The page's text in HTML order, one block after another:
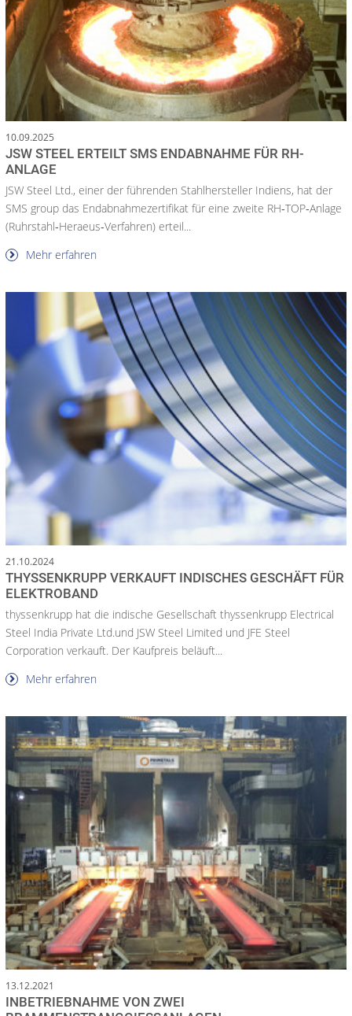
10.09.2025
JSW STEEL ERTEILT SMS ENDABNAHME FÜR RH-
ANLAGE
JSW Steel Ltd., einer der führenden Stahlhersteller Indiens, hat der
SMS group das Endabnahmezertifikat für eine zweite RH‑TOP‑Anlage
(Ruhrstahl‑Heraeus‑Verfahren) erteil...
Mehr erfahren
21.10.2024
THYSSENKRUPP VERKAUFT INDISCHES GESCHÄFT FÜR
ELEKTROBAND
thyssenkrupp hat die indische Gesellschaft thyssenkrupp Electrical
Steel India Private Ltd.und JSW Steel Limited und JFE Steel
Corporation verkauft. Der Kaufpreis beläuft...
Mehr erfahren
13.12.2021
INBETRIEBNAHME VON ZWEI